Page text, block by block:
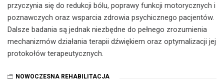
przyczynia się do redukcji bólu, poprawy funkcji motorycznych i
poznawczych oraz wsparcia zdrowia psychicznego pacjentów.
Dalsze badania są jednak niezbędne do pełnego zrozumienia
mechanizmów działania terapii dźwiękiem oraz optymalizacji jej
protokołów terapeutycznych.
NOWOCZESNA REHABILITACJA